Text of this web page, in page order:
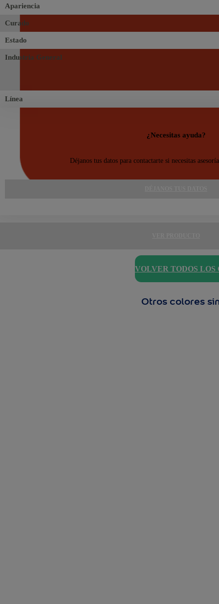
Apariencia
Curado
Estado
Industria General
Línea
¿Necesitas ayuda?
Déjanos tus datos para contactarte si necesitas
VOLVER TODOS LOS
Otros colores